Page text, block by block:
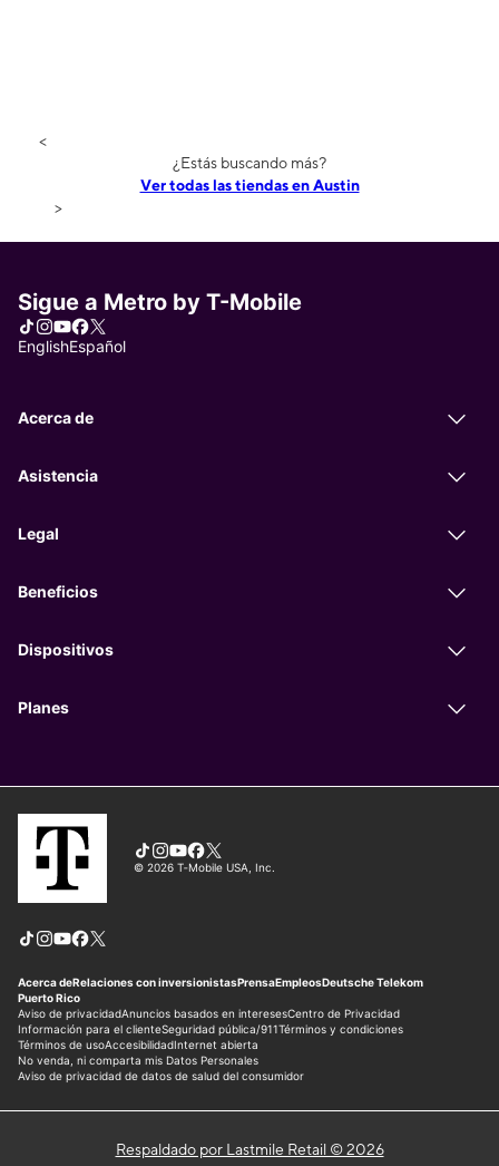
<
¿Estás buscando más?
Ver todas las tiendas en Austin
>
Respaldado por Lastmile Retail © 2026